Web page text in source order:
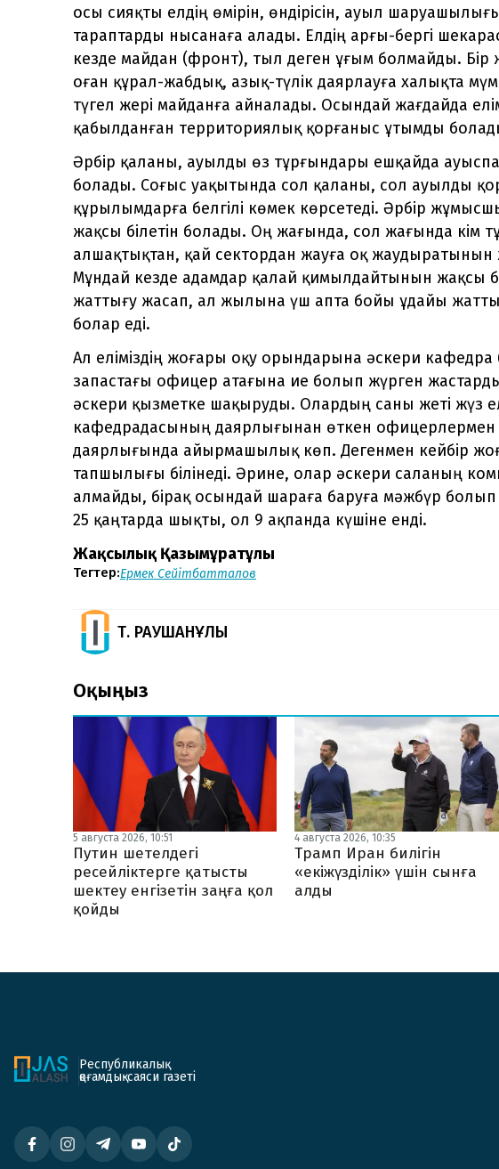
осы сияқты елдің өмірін, өндірісін, ауыл
тараптарды нысанаға алады. Елдің арғы-бергі
кезде майдан (фронт), тыл деген ұғым болмайды. Бір
оған құрал-жабдық, азық-түлік даярлауға халықта
түгел жері майданға айналады. Осындай жағдайда
қабылданған территориялық қорғаныс ұтымды
Әрбір қаланы, ауылды өз тұрғындары ешқайда
болады. Соғыс уақытында сол қаланы, сол ауылды
құрылымдарға белгілі көмек көрсетеді. Әрбір
жақсы білетін болады. Оң жағында, сол жағында кім
алшақтықтан, қай сектордан жауға оқ жаудыратынын
Мұндай кезде адамдар қалай қимылдайтынын жақсы
жаттығу жасап, ал жылына үш апта бойы ұдайы
болар еді.
Ал еліміздің жоғары оқу орындарына әскери кафедра
запастағы офицер атағына ие болып жүрген
әскери қызметке шақыруды. Олардың саны жеті жүз
кафедрадасының даярлығынан өткен офицерлермен
даярлығында айырмашылық көп. Дегенмен кейбір
тапшылығы білінеді. Әрине, олар әскери саланың
алмайды, бірақ осындай шараға баруға мәжбүр болып
25 қаңтарда шықты, ол 9 ақпанда күшіне енді.
Жақсылық Қазымұратұлы
Тегтер:Ермек Сейітбатталов
Т. РАУШАНҰЛЫ
Оқыңыз
5 августа 2026, 10:51
Путин шетелдегі
ресейліктерге қатысты
шектеу енгізетін заңға қол
қойды
4 августа 2026, 10:35
Трамп Иран билігін
«екіжүзділік» үшін сынға
алды
Республикалық
қоғамдық-саяси газеті